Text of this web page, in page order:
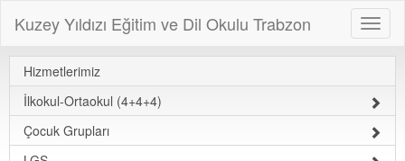
Kuzey Yıldızı Eğitim ve Dil Okulu Trabzon
Hizmetlerimiz
İlkokul-Ortaokul (4+4+4)
Çocuk Grupları